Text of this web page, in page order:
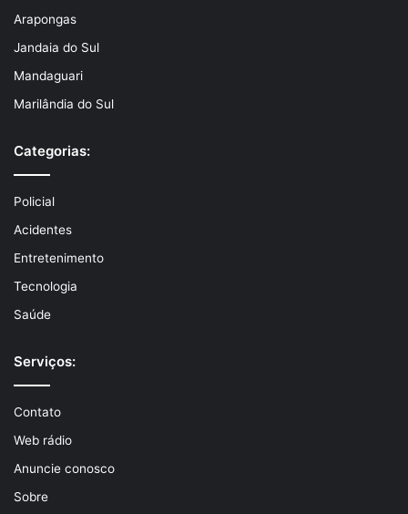
Arapongas
Jandaia do Sul
Mandaguari
Marilândia do Sul
Categorias:
Policial
Acidentes
Entretenimento
Tecnologia
Saúde
Serviços:
Contato
Web rádio
Anuncie conosco
Sobre